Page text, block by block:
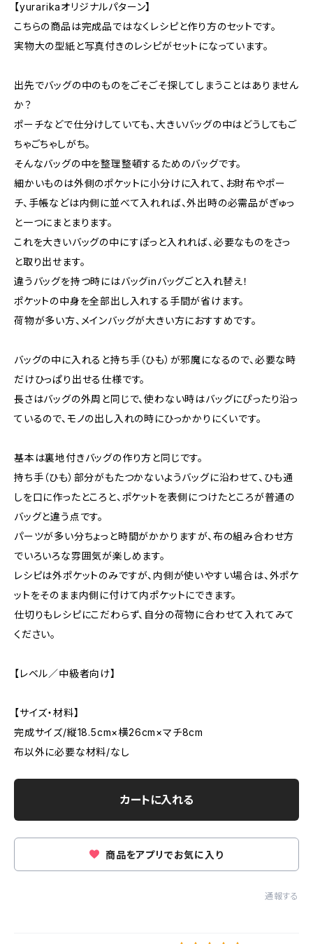
【yurarikaオリジナルパターン】
こちらの商品は完成品ではなくレシピと作り方のセットです。
実物大の型紙と写真付きのレシピがセットになっています。
出先でバッグの中のものをごそごそ探してしまうことはありません
か？
ポーチなどで仕分けしていても、大きいバッグの中はどうしてもご
ちゃごちゃしがち。
そんなバッグの中を整理整頓するためのバッグです。
細かいものは外側のポケットに小分けに入れて、お財布やポー
チ、手帳などは内側に並べて入れれば、外出時の必需品がぎゅっ
と一つにまとまります。
これを大きいバッグの中にすぽっと入れれば、必要なものをさっ
と取り出せます。
違うバッグを持つ時にはバッグinバッグごと入れ替え！
ポケットの中身を全部出し入れする手間が省けます。
荷物が多い方、メインバッグが大きい方におすすめです。
バッグの中に入れると持ち手（ひも）が邪魔になるので、必要な時
だけひっぱり出せる仕様です。
長さはバッグの外周と同じで、使わない時はバッグにぴったり沿っ
ているので、モノの出し入れの時にひっかかりにくいです。
基本は裏地付きバッグの作り方と同じです。
持ち手（ひも）部分がもたつかないようバッグに沿わせて、ひも通
しを口に作ったところと、ポケットを表側につけたところが普通の
バッグと違う点です。
パーツが多い分ちょっと時間がかかりますが、布の組み合わせ方
でいろいろな雰囲気が楽しめます。
レシピは外ポケットのみですが、内側が使いやすい場合は、外ポケ
ットをそのまま内側に付けて内ポケットにできます。
仕切りもレシピにこだわらず、自分の荷物に合わせて入れてみて
ください。
【レベル／中級者向け】
【サイズ・材料】
完成サイズ/縦18.5cm×横26cm×マチ8cm
布以外に必要な材料/なし
カートに入れる
商品をアプリでお気に入り
通報する